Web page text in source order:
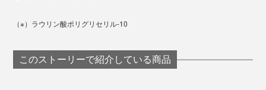
（※）ラウリン酸ポリグリセリル-10
このストーリーで紹介している商品